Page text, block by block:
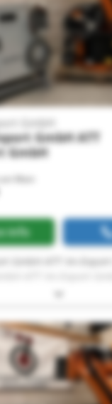
Main
GmbH
GmbHATT
GmbH
info
GmbH ATT Im-Export
ATT Im-Export GmbH
ATT Im-Export GmbH
ATT Im-Export GmbH
ATT Im-Export GmbH
ATT Im-Export GmbH
ATT Im-Export GmbH
ATT Im-Export GmbH